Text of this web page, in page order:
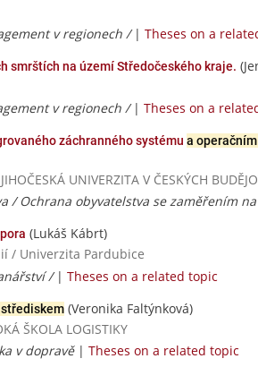
v regionech / | Theses on a
smrštích na území Středočeského kraje.
v regionech / | Theses on a
záchranného systému a
UNIVERZITA V ČESKÝCH
/ Ochrana obyvatelstva se zaměřením na
(Lukáš Kábrt)
/ Univerzita Pardubice
/ | Theses on a related topic
(Veronika Faltýnková)
ŠKOLA LOGISTIKY
v dopravě| Theses on a related topic